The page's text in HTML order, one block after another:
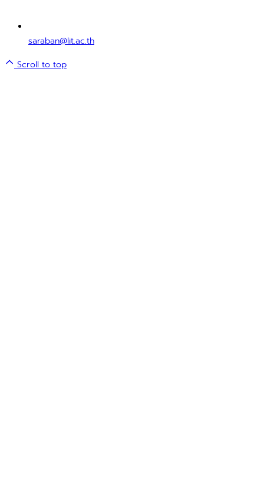
saraban@lit.ac.th
Scroll to top